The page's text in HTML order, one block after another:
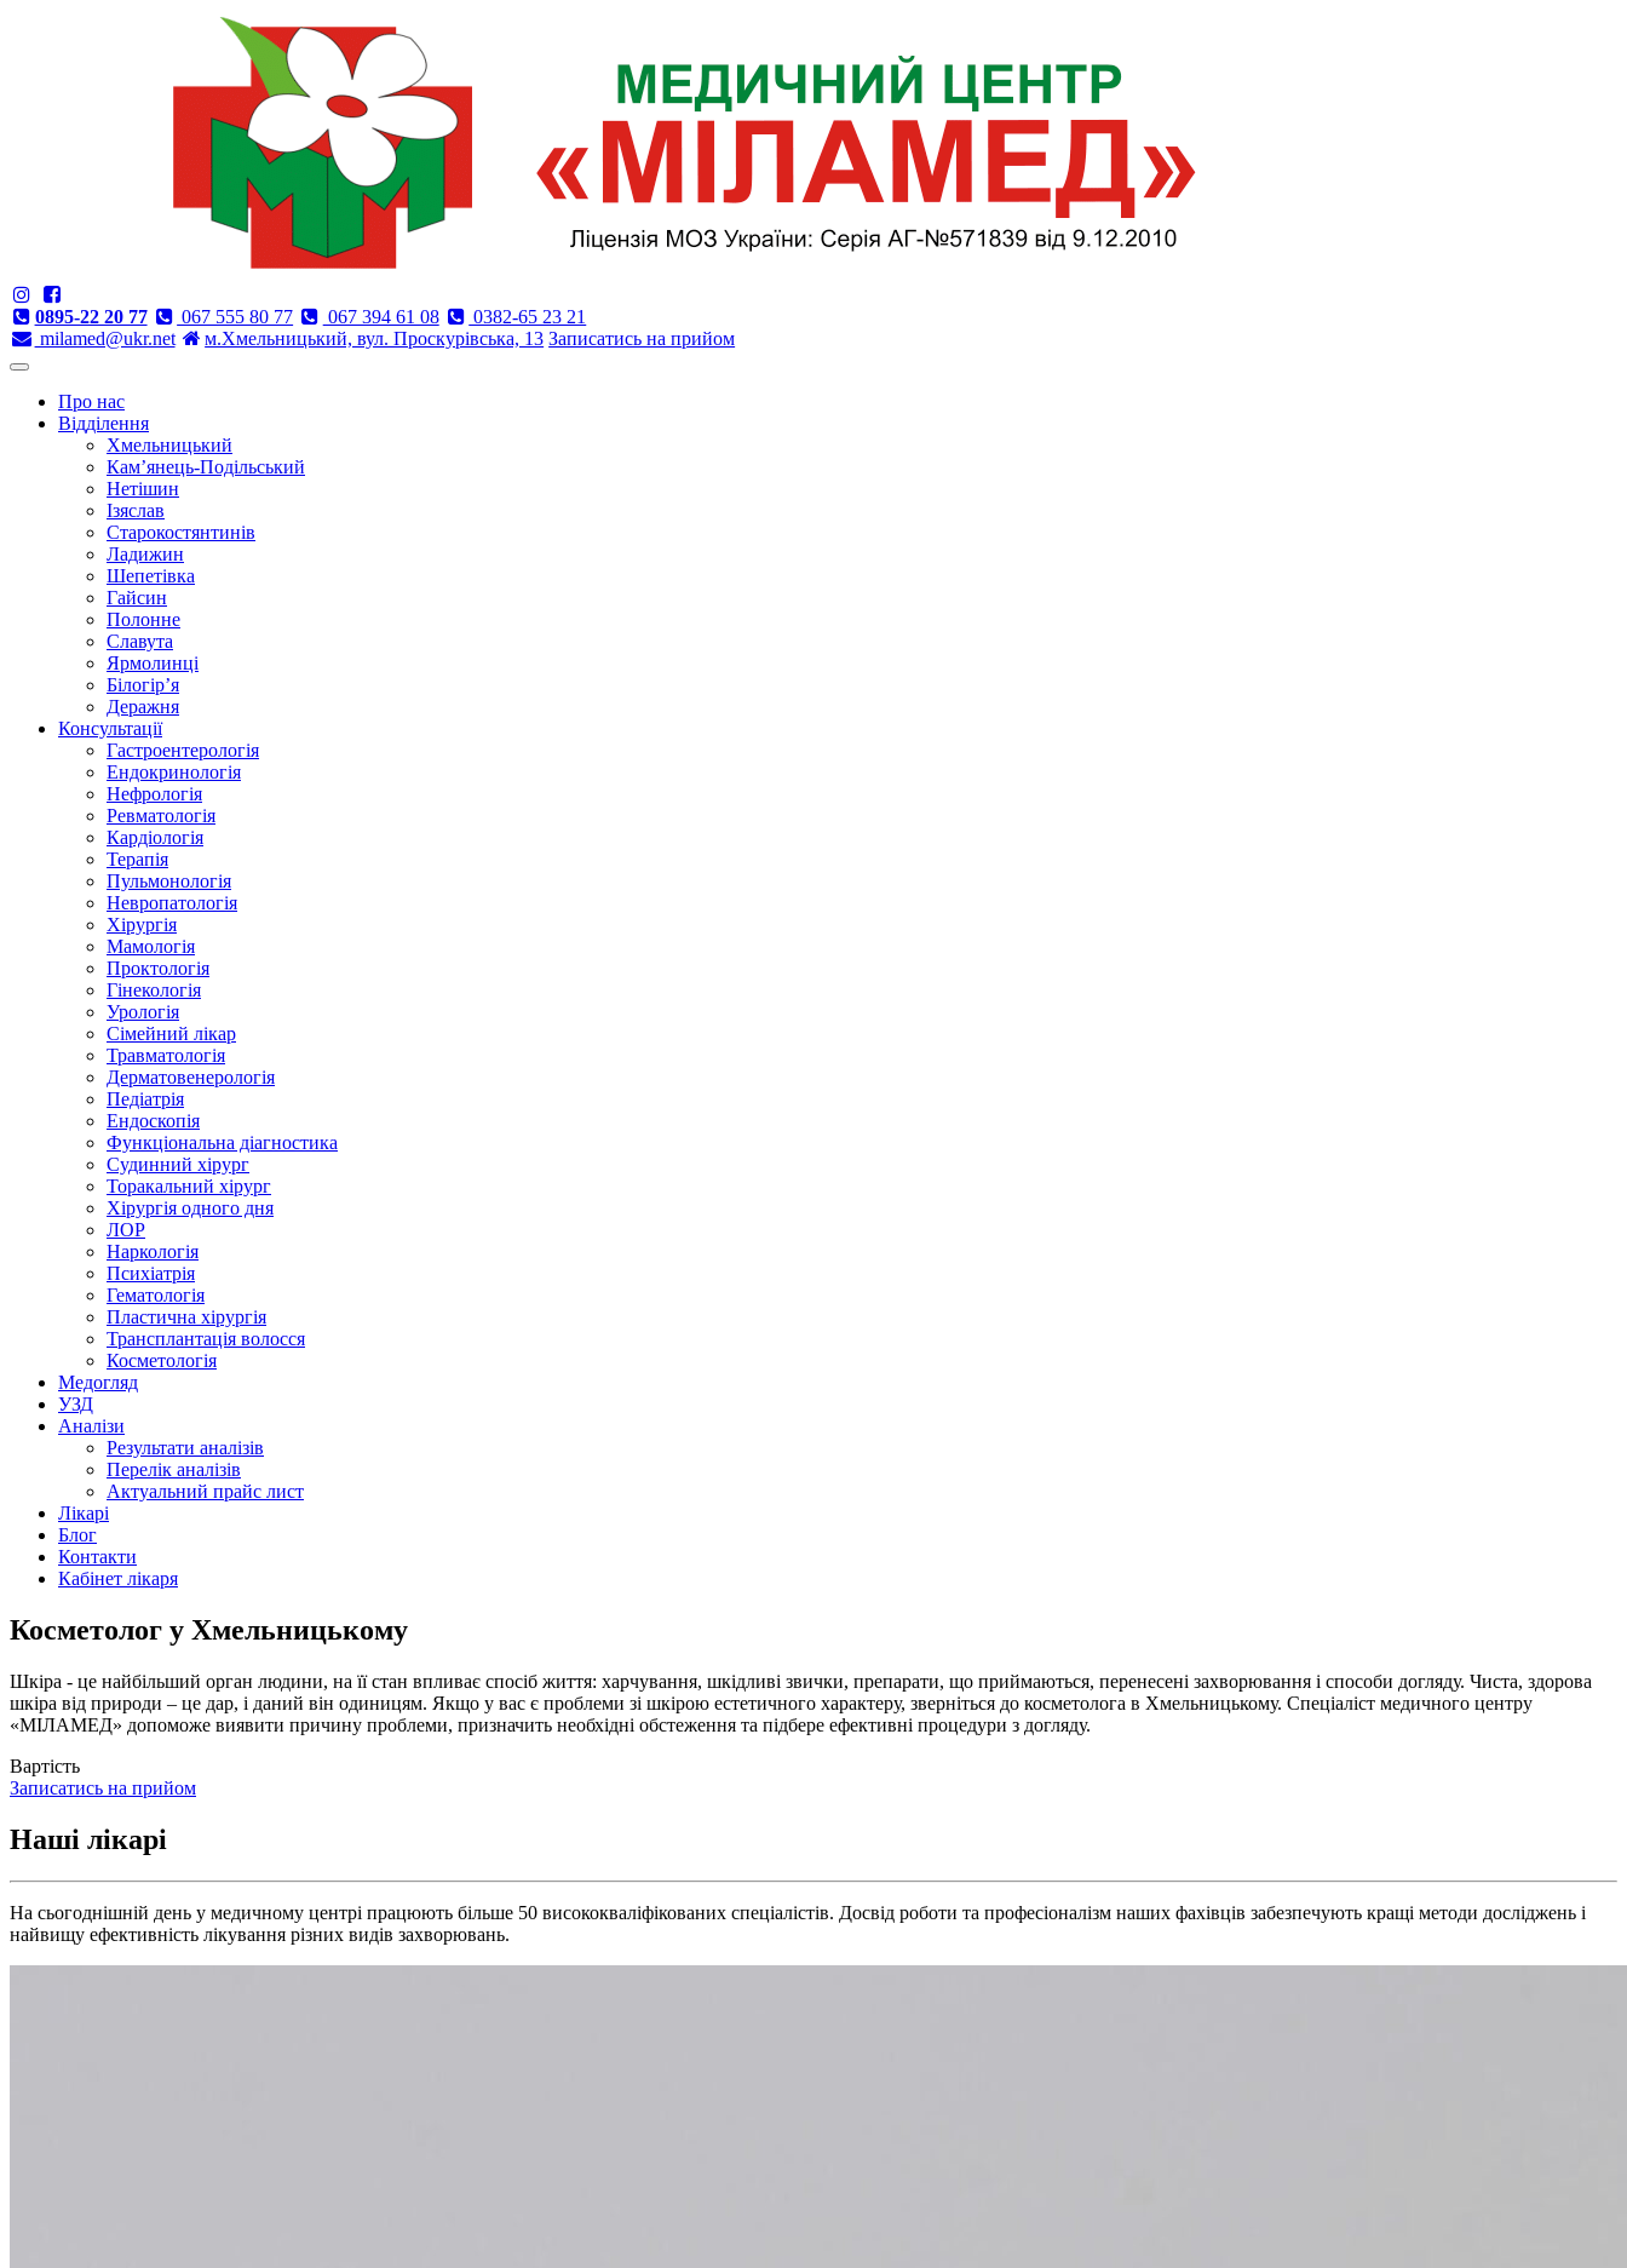
0895-22 20 77 067 555 80 77 067 394 61 08
0382-65 23 21
milamed@ukr.net
м.Хмельницький, вул. Проскурівська, 13 Записатись на прийом
Про нас
Відділення
Хмельницький
Кам’янець-Подільський
Нетішин
Ізяслав
Старокостянтинів
Ладижин
Шепетівка
Гайсин
Полонне
Славута
Ярмолинці
Білогір’я
Деражня
Консультації
Гастроентерологія
Ендокринологія
Нефрологія
Ревматологія
Кардіологія
Терапія
Пульмонологія
Невропатологія
Хірургія
Мамологія
Проктологія
Гінекологія
Урологія
Сімейний лікар
Травматологія
Дерматовенерологія
Педіатрія
Ендоскопія
Функціональна діагностика
Судинний хірург
Торакальний хірург
Хірургія одного дня
ЛОР
Наркологія
Психіатрія
Гематологія
Пластична хірургія
Трансплантація волосся
Косметологія
Медогляд
УЗД
Аналізи
Результати аналізів
Перелік аналізів
Актуальний прайс лист
Лікарі
Блог
Контакти
Кабінет лікаря
Косметолог у Хмельницькому
Шкіра - це найбільший орган людини, на її стан впливає спосіб життя: харчування, шкідливі звички, препарати, що приймаються, перенесені захворювання і способи догляду. Чиста, здорова
шкіра від природи – це дар, і даний він одиницям. Якщо у вас є проблеми зі шкірою естетичного характеру, зверніться до косметолога в Хмельницькому. Спеціаліст медичного центру
«МІЛАМЕД» допоможе виявити причину проблеми, призначить необхідні обстеження та підбере ефективні процедури з догляду.
Вартість
Записатись на прийом
Наші лікарі
На сьогоднішній день у медичному центрі працюють більше 50 висококваліфікованих спеціалістів. Досвід роботи та професіоналізм наших фахівців забезпечують кращі методи досліджень і
найвищу ефективність лікування різних видів захворювань.